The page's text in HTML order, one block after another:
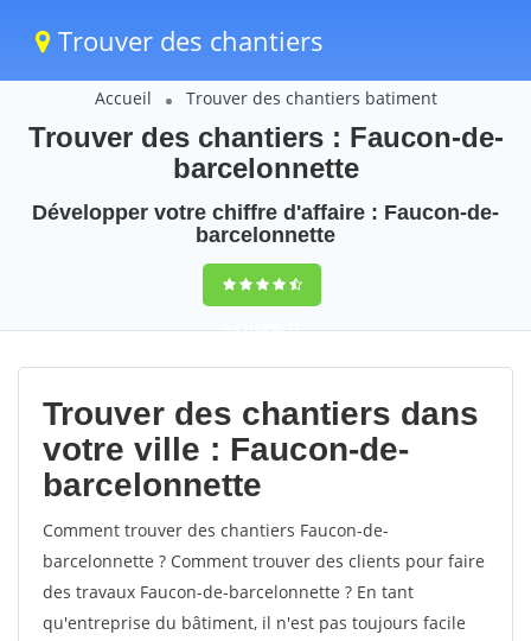
Trouver des chantiers
Accueil Trouver des chantiers batiment
Trouver des chantiers : Faucon-de-
barcelonnette
Développer votre chiffre d'affaire : Faucon-de-
barcelonnette
9,5(100%)77
votes
Trouver des chantiers dans
votre ville : Faucon-de-
barcelonnette
Comment trouver des chantiers Faucon-de-
barcelonnette ? Comment trouver des clients pour faire
des travaux Faucon-de-barcelonnette ? En tant
qu'entreprise du bâtiment, il n'est pas toujours facile